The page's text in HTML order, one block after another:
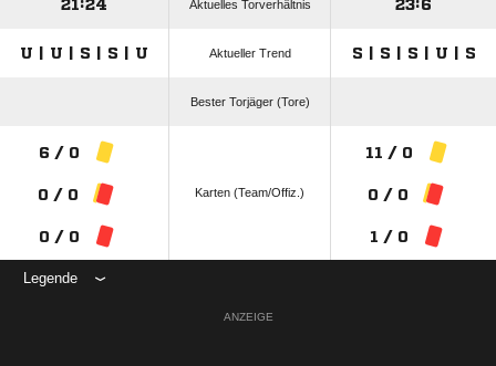
21:24 Aktuelles Torverhältnis 23:6
U | U | S | S | U Aktueller Trend S | S | S | U | S
Bester Torjäger (Tore)
6 / 0
0 / 0
0 / 0
Karten (Team/Offiz.)
11 / 0
0 / 0
1 / 0
Legende
ANZEIGE